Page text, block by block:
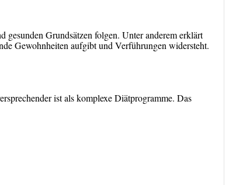
Grundsätzen folgen. Unter anderem erklärt
Gewohnheiten aufgibt und Verführungen widersteht.
ist als komplexe Diätprogramme. Das